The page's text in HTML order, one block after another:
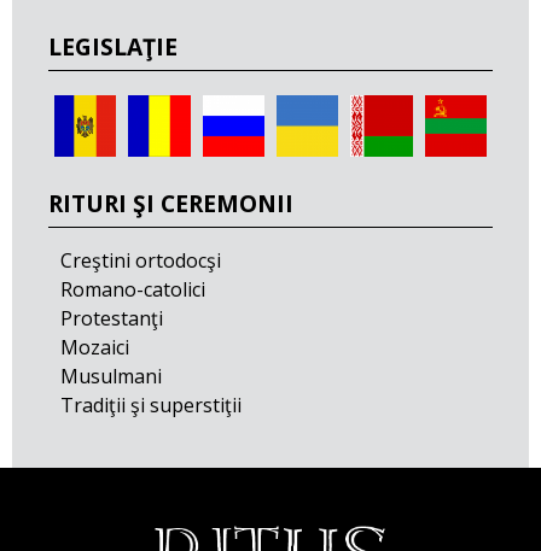
LEGISLAŢIE
RITURI ŞI CEREMONII
Creştini ortodocşi
Romano-catolici
Protestanţi
Mozaici
Musulmani
Tradiţii şi superstiţii